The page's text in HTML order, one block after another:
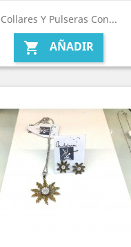
Collares Y Pulseras Con...
 AÑADIR